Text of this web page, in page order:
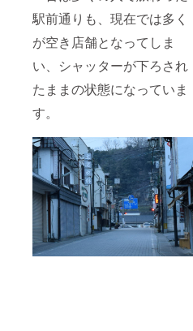
駅前通りも、現在では多く
が空き店舗となってしま
い、シャッターが下ろされ
たままの状態になっていま
す。